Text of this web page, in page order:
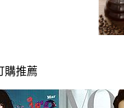
購推薦